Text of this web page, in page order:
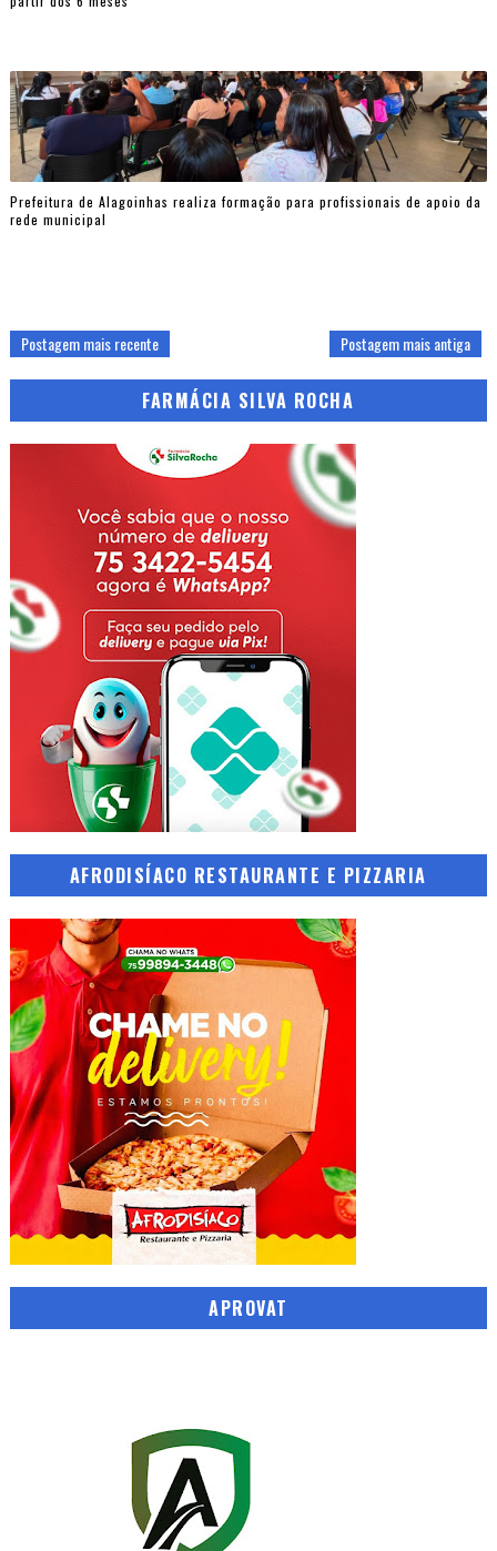
Prefeitura de Alagoinhas realiza formação para profissionais de apoio da
rede municipal
Postagem mais recente Postagem mais antiga
FARMÁCIA SILVA ROCHA
AFRODISÍACO RESTAURANTE E PIZZARIA
APROVAT